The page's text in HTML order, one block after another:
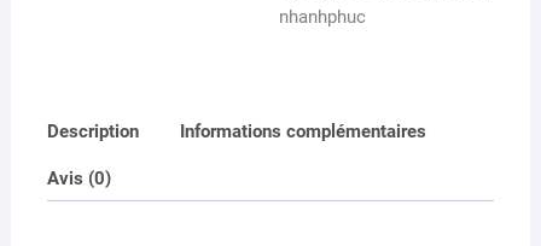
nhanhphuc
Description Informations complémentaires
Avis (0)